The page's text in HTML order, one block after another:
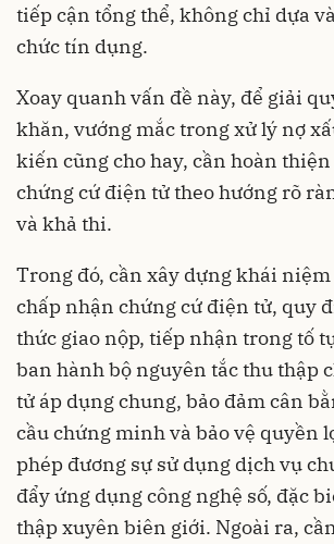
tiếp cận tổng thể, không chỉ dựa
chức tín dụng.
Xoay quanh vấn đề này, để giải
khăn, vướng mắc trong xử lý nợ
kiến cũng cho hay, cần hoàn
chứng cứ điện tử theo hướng rõ
và khả thi.
Trong đó, cần xây dựng khái
chấp nhận chứng cứ điện tử, quy
thức giao nộp, tiếp nhận trong tố
ban hành bộ nguyên tắc thu thập
tử áp dụng chung, bảo đảm cân
cầu chứng minh và bảo vệ quyền
phép đương sự sử dụng dịch vụ
đẩy ứng dụng công nghệ số, đặc
thập xuyên biên giới. Ngoài ra,